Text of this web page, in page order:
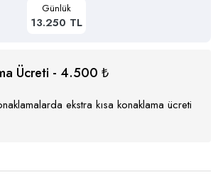
Günlük
13.250 TL
Ücreti - 4.500 ₺
ekstra kısa konaklama ücreti